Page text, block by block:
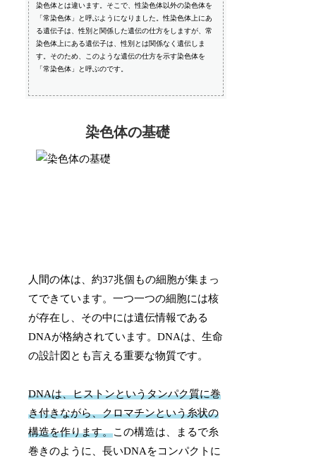
染色体とは違います。そこで、性染色体以外の染色体を
「常染色体」と呼ぶようになりました。性染色体上にあ
る遺伝子は、性別と関係した遺伝の仕方をしますが、常
染色体上にある遺伝子は、性別とは関係なく遺伝しま
す。そのため、このような遺伝の仕方を示す染色体を
「常染色体」と呼ぶのです。
染色体の基礎
人間の体は、約37兆個もの細胞が集まっ
てできています。一つ一つの細胞には核
が存在し、その中には遺伝情報である
DNAが格納されています。DNAは、生命
の設計図とも言える重要な物質です。
DNAは、ヒストンというタンパク質に巻
き付きながら、クロマチンという糸状の
構造を作ります。この構造は、まるで糸
巻きのように、長いDNAをコンパクトに